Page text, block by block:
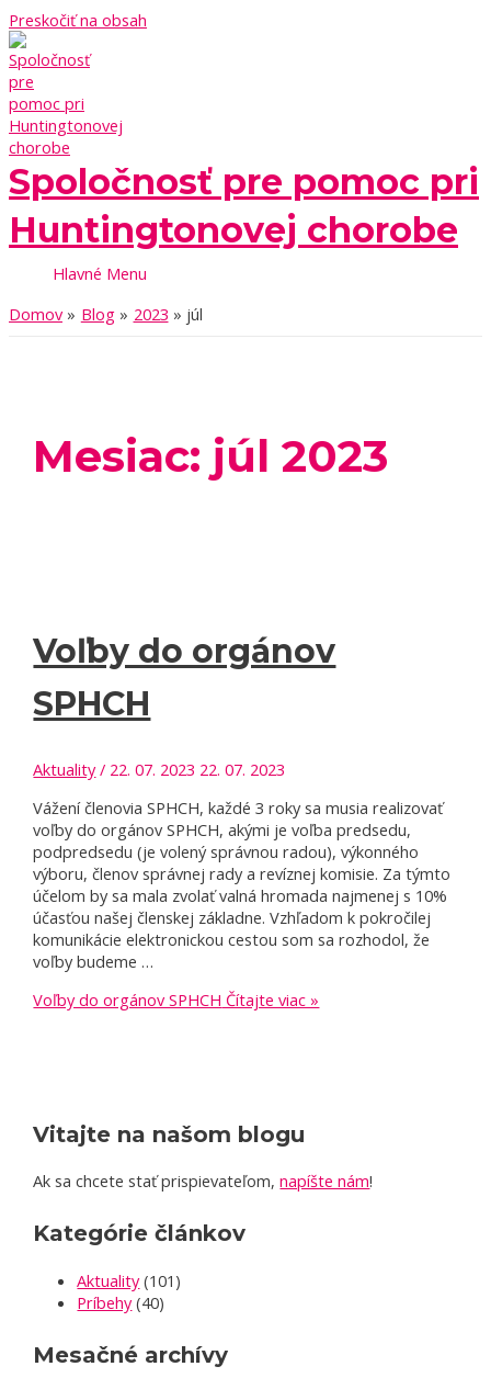
Preskočiť na obsah
Spoločnosť pre pomoc pri
Huntingtonovej chorobe
Hlavné Menu
Domov
Blog 2023 júl
Mesiac: júl 2023
Voľby do orgánov
SPHCH
Aktuality/ 22. 07. 2023 22. 07. 2023
Vážení členovia SPHCH, každé 3 roky sa musia realizovať
voľby do orgánov SPHCH, akými je voľba predsedu,
podpredsedu (je volený správnou radou), výkonného
výboru, členov správnej rady a revíznej komisie. Za týmto
účelom by sa mala zvolať valná hromada najmenej s 10%
účasťou našej členskej základne. Vzhľadom k pokročilej
komunikácie elektronickou cestou som sa rozhodol, že
voľby budeme …
Voľby do orgánov SPHCH Čítajte viac »
Vitajte na našom blogu
Ak sa chcete stať prispievateľom,napíšte nám!
Kategórie článkov
Aktuality(101)
Príbehy(40)
Mesačné archívy